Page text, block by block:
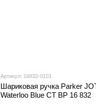
Артикул: 16832-0101
Шариковая ручка Parker
Waterloo Blue CT BP 16 832